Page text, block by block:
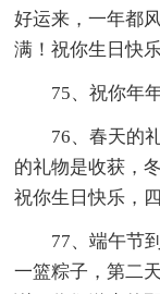
好运来，一年都
满！祝你生日快乐
75、祝你年
76、春天的
的礼物是收获，
祝你生日快乐，
77、端午节
一篮粽子，第二